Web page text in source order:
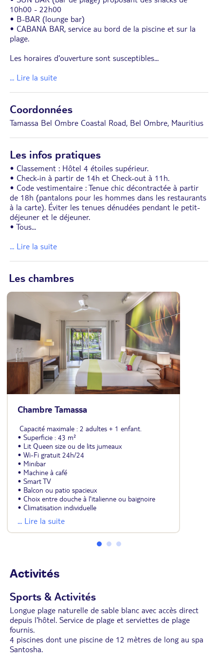
10h00 - 22h00
• B-BAR (lounge bar)
• CABANA BAR, service au bord de la piscine et sur la
plage.
Les horaires d'ouverture sont susceptibles...
... Lire la suite
Coordonnées
Tamassa Bel Ombre Coastal Road, Bel Ombre, Mauritius
Les infos pratiques
• Classement : Hôtel 4 étoiles supérieur.
• Check-in à partir de 14h et Check-out à 11h.
• Code vestimentaire : Tenue chic décontractée à partir
de 18h (pantalons pour les hommes dans les restaurants
à la carte). Éviter les tenues dénudées pendant le petit-
déjeuner et le déjeuner.
• Tous...
... Lire la suite
Les chambres
Chambre Tamassa
Capacité maximale : 2 adultes + 1 enfant.
• Superficie : 43 m²
• Lit Queen size ou de lits jumeaux
• Wi-Fi gratuit 24h/24
• Minibar
• Machine à café
• Smart TV
• Balcon ou patio spacieux
• Choix entre douche à l'italienne ou baignoire
• Climatisation individuelle
• Ventilateur de plafond
• Coffre-fort
• Sèche-cheveux
... Lire la suite
Activités
Sports & Activités
Longue plage naturelle de sable blanc avec accès direct
depuis l'hôtel. Service de plage et serviettes de plage
fournis.
4 piscines dont une piscine de 12 mètres de long au spa
Santosha.